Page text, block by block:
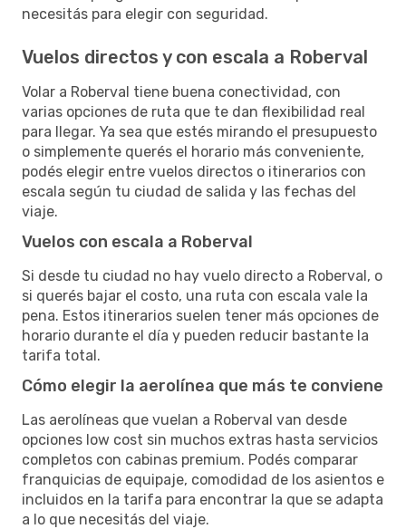
necesitás para elegir con seguridad.
Vuelos directos y con escala a Roberval
Volar a Roberval tiene buena conectividad, con
varias opciones de ruta que te dan flexibilidad real
para llegar. Ya sea que estés mirando el presupuesto
o simplemente querés el horario más conveniente,
podés elegir entre vuelos directos o itinerarios con
escala según tu ciudad de salida y las fechas del
viaje.
Vuelos con escala a Roberval
Si desde tu ciudad no hay vuelo directo a Roberval, o
si querés bajar el costo, una ruta con escala vale la
pena. Estos itinerarios suelen tener más opciones de
horario durante el día y pueden reducir bastante la
tarifa total.
Cómo elegir la aerolínea que más te conviene
Las aerolíneas que vuelan a Roberval van desde
opciones low cost sin muchos extras hasta servicios
completos con cabinas premium. Podés comparar
franquicias de equipaje, comodidad de los asientos e
incluidos en la tarifa para encontrar la que se adapta
a lo que necesitás del viaje.